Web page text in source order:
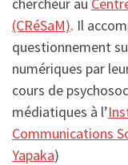
(CRéSaM). Il
questionnement
numériques par
cours de
médiatiques à l’
Communications
Yapaka)